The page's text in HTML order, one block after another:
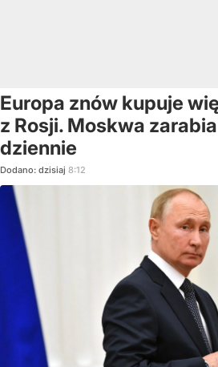
Europa znów kupuje
z Rosji. Moskwa
dziennie
Dodano: dzisiaj 8:12